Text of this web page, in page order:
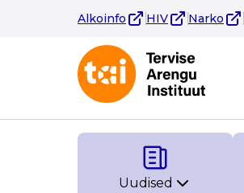
Alkoinfo HIV Narko
Uudised